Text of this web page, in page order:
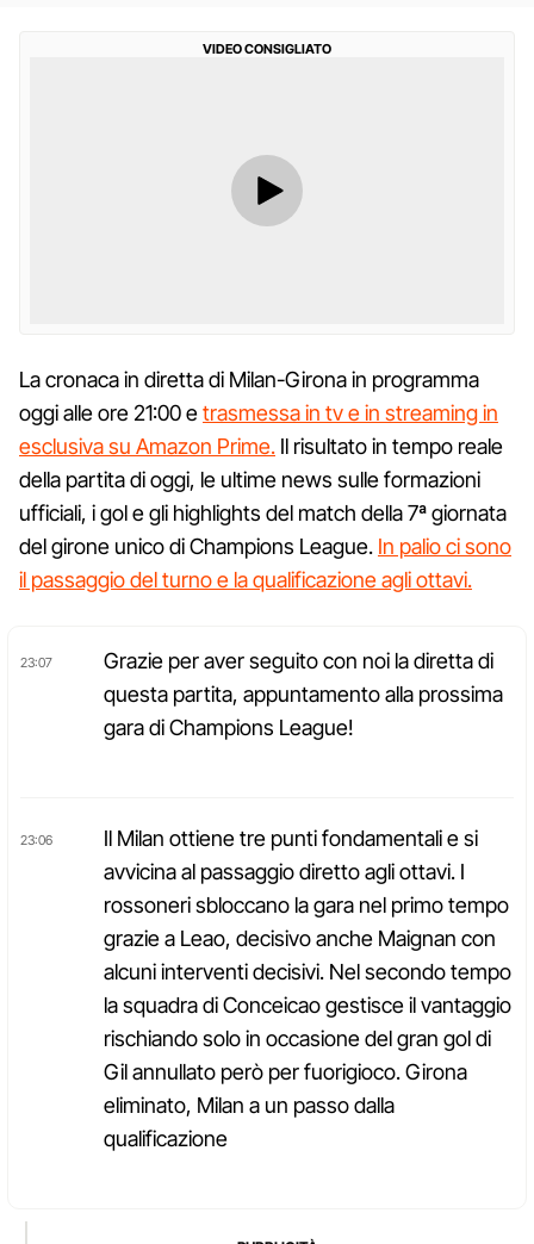
VIDEO CONSIGLIATO
La cronaca in diretta di Milan-Girona in programma
oggi alle ore 21:00 etrasmessa in tv e in streaming in
esclusiva su Amazon Prime. Il risultato in tempo reale
della partita di oggi, le ultime news sulle formazioni
ufficiali, i gol e gli highlights del match della 7ª giornata
del girone unico di Champions League. In palio ci sono
il passaggio del turno e la qualificazione agli ottavi.
23:07
Grazie per aver seguito con noi la diretta di
questa partita, appuntamento alla prossima
gara di Champions League!
23:06
Il Milan ottiene tre punti fondamentali e si
avvicina al passaggio diretto agli ottavi. I
rossoneri sbloccano la gara nel primo tempo
grazie a Leao, decisivo anche Maignan con
alcuni interventi decisivi. Nel secondo tempo
la squadra di Conceicao gestisce il vantaggio
rischiando solo in occasione del gran gol di
Gil annullato però per fuorigioco. Girona
eliminato, Milan a un passo dalla
qualificazione